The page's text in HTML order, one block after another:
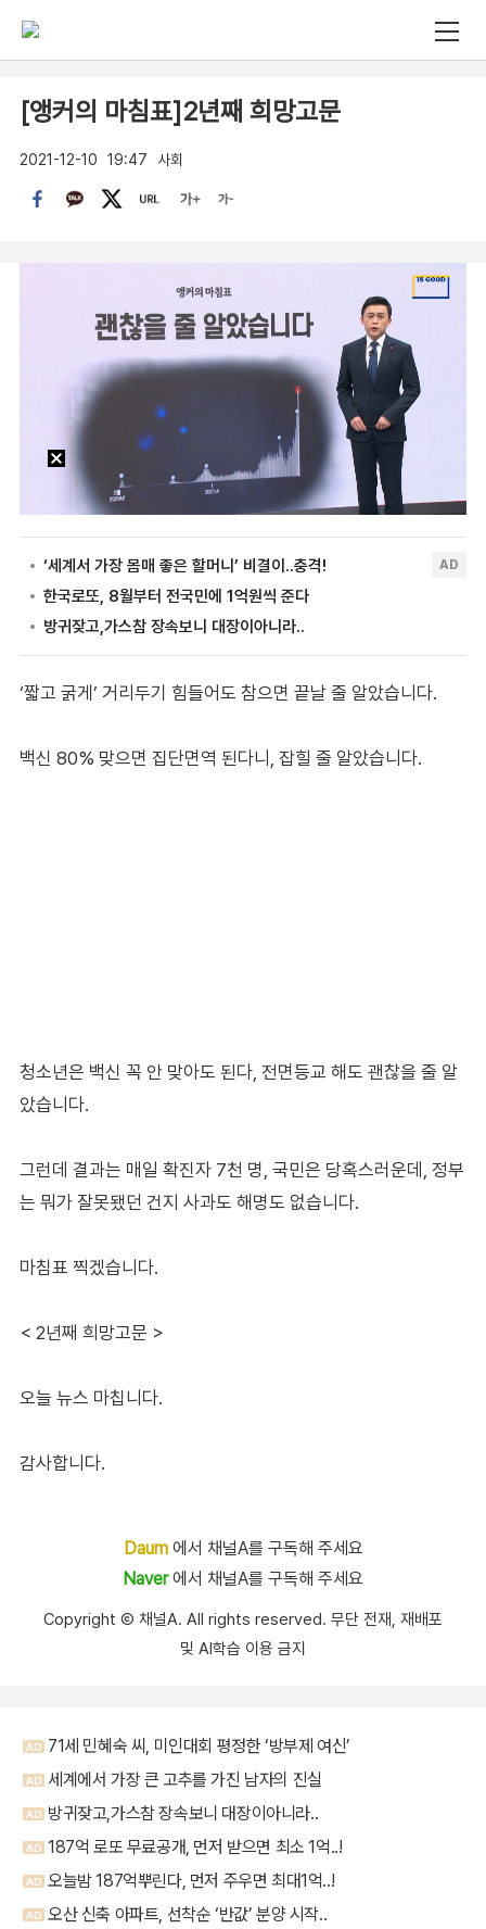
[앵커의 마침표]2년째 희망고문
2021-12-10 19:47 사회
‘짧고 굵게’ 거리두기 힘들어도 참으면 끝날 줄 알았습니다.
백신 80% 맞으면 집단면역 된다니, 잡힐 줄 알았습니다.
청소년은 백신 꼭 안 맞아도 된다, 전면등교 해도 괜찮을 줄 알
았습니다.
그런데 결과는 매일 확진자 7천 명, 국민은 당혹스러운데, 정부
는 뭐가 잘못됐던 건지 사과도 해명도 없습니다.
마침표 찍겠습니다.
< 2년째 희망고문 >
오늘 뉴스 마칩니다.
감사합니다.
Daum에서 채널A를 구독해 주세요
Naver에서 채널A를 구독해 주세요
Copyright Ⓒ 채널A. All rights reserved. 무단 전재, 재배포
및 AI학습 이용 금지